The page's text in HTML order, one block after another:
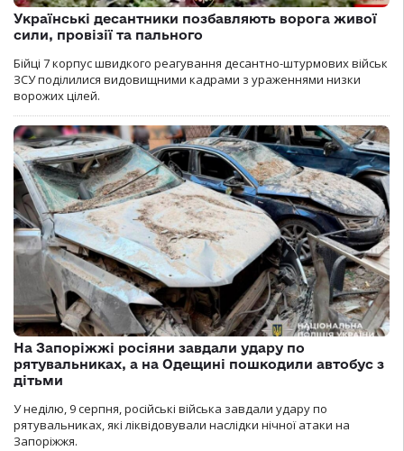
Українські десантники позбавляють ворога живої
сили, провізії та пального
Бійці 7 корпус швидкого реагування десантно-штурмових військ
ЗСУ поділилися видовищними кадрами з ураженнями низки
ворожих цілей.
На Запоріжжі росіяни завдали удару по
рятувальниках, а на Одещині пошкодили автобус з
дітьми
У неділю, 9 серпня, російські війська завдали удару по
рятувальниках, які ліквідовували наслідки нічної атаки на
Запоріжжя.